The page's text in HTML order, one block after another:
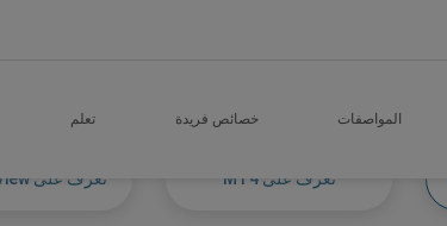
المواصفات خصائص فريدة تعلم
تعرف على MT4 تعرف على TradingView